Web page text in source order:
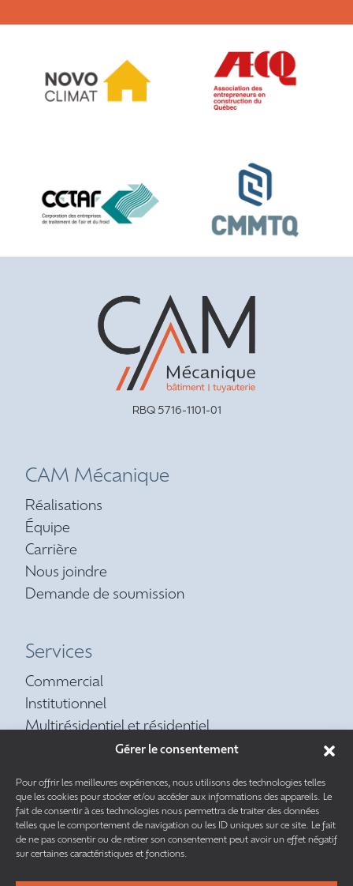
Gérer le consentement
Pour offrir les meilleures expériences, nous utilisons des technologies telles
que les cookies pour stocker et/ou accéder aux informations des appareils. Le
fait de consentir à ces technologies nous permettra de traiter des données
telles que le comportement de navigation ou les ID uniques sur ce site. Le fait
de ne pas consentir ou de retirer son consentement peut avoir un effet négatif
sur certaines caractéristiques et fonctions.
RBQ 5716-1101-01
CAM Mécanique
Réalisations
Équipe
Carrière
Nous joindre
Demande de soumission
Services
Commercial
Institutionnel
Multirésidentiel et résidentiel
Contrat d’entretien préventif
Tuyauterie